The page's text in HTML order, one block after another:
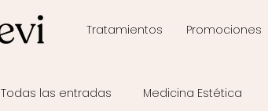
Tratamientos Promociones
Todas las entradas Medicina Estética